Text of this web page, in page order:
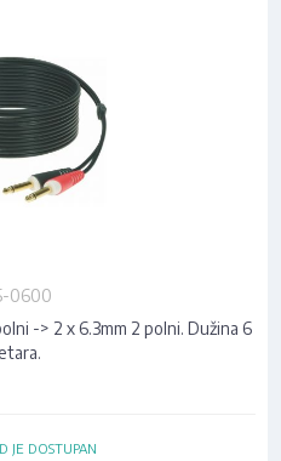
0600
-> 2 x 6.3mm 2 polni. Dužina 6
JE DOSTUPAN